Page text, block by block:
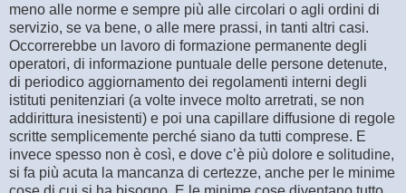
meno alle norme e sempre più alle circolari o agli ordini di
servizio, se va bene, o alle mere prassi, in tanti altri casi.
Occorrerebbe un lavoro di formazione permanente degli
operatori, di informazione puntuale delle persone detenute,
di periodico aggiornamento dei regolamenti interni degli
istituti penitenziari (a volte invece molto arretrati, se non
addirittura inesistenti) e poi una capillare diffusione di regole
scritte semplicemente perché siano da tutti comprese. E
invece spesso non è così, e dove c’è più dolore e solitudine,
si fa più acuta la mancanza di certezze, anche per le minime